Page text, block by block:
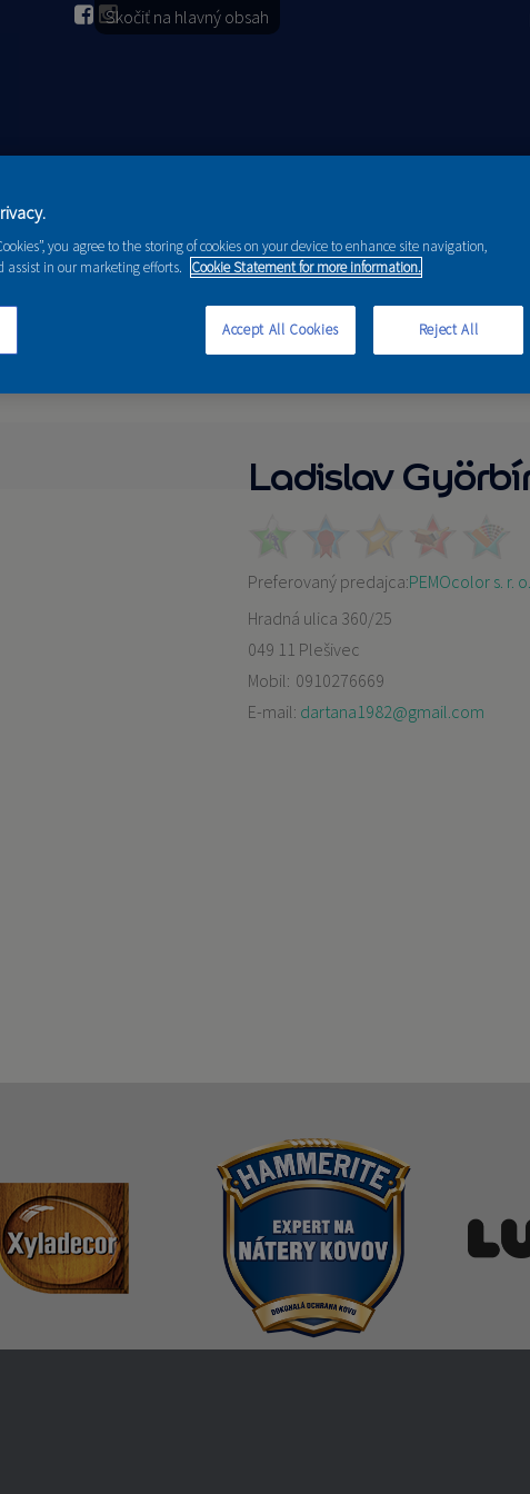
Skočiť na hlavný obsah
Ladislav
Preferovaný predajca:PEMOcolor s. r. o.
Hradná ulica 360/25
049 11 Plešivec
Mobil: 0910276669
E-mail: dartana1982@gmail.com
you agree to the storing of cookies on your device to enhance site navigation,
assist in our marketing efforts. Cookie Statement for more information.
Reject All
Accept All Cookies